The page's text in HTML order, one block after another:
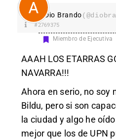
Dio Brando
#2769375
Miembro de Ejecutiva
AAAH LOS ETARRAS
NAVARRA!!!
Ahora en serio, no soy
Bildu, pero si son
la ciudad y algo he
mejor que los de UPN